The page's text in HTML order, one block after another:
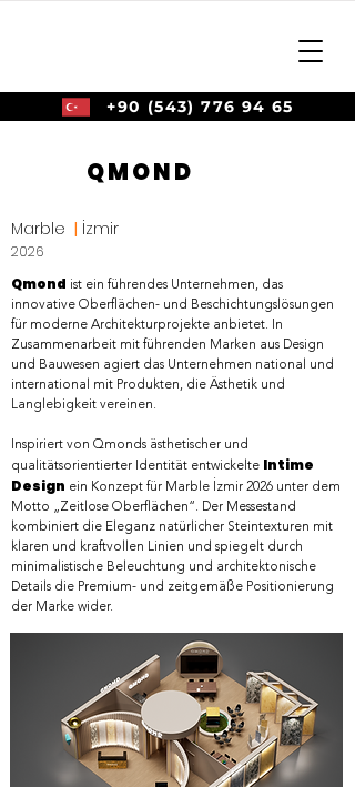
+90 (543) 776 94 65
QMOND
Marble | İzmir
2026
Qmond ist ein führendes Unternehmen, das
innovative Oberflächen- und Beschichtungslösungen
für moderne Architekturprojekte anbietet. In
Zusammenarbeit mit führenden Marken aus Design
und Bauwesen agiert das Unternehmen national und
international mit Produkten, die Ästhetik und
Langlebigkeit vereinen.
Inspiriert von Qmonds ästhetischer und
qualitätsorientierter Identität entwickelte Intime
Design ein Konzept für Marble İzmir 2026 unter dem
Motto „Zeitlose Oberflächen“. Der Messestand
kombiniert die Eleganz natürlicher Steintexturen mit
klaren und kraftvollen Linien und spiegelt durch
minimalistische Beleuchtung und architektonische
Details die Premium- und zeitgemäße Positionierung
der Marke wider.